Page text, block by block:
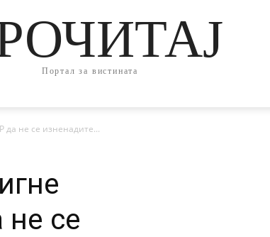
Портал за вистината
да не се изненадите...
не се